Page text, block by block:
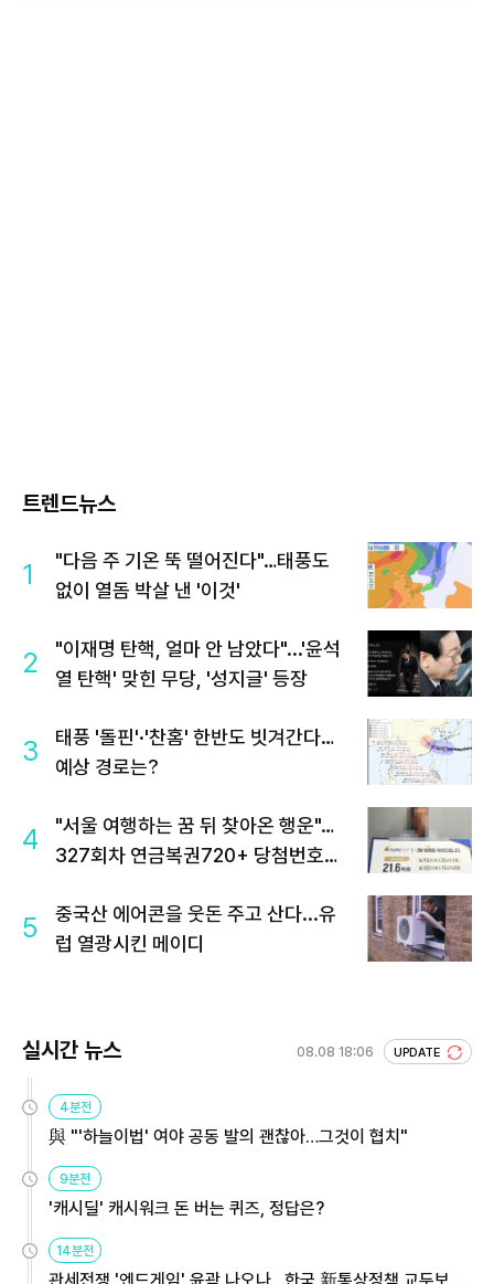
트렌드뉴스
1
"다음 주 기온 뚝 떨어진다"…태풍도
없이 열돔 박살 낸 '이것'
2
"이재명 탄핵, 얼마 안 남았다"...'윤석
열 탄핵' 맞힌 무당, '성지글' 등장
3
태풍 '돌핀'·'찬홈' 한반도 빗겨간다…
예상 경로는?
4
"서울 여행하는 꿈 뒤 찾아온 행운"…
327회차 연금복권720+ 당첨번호조
5
중국산 에어콘을 웃돈 주고 산다...유
럽 열광시킨 메이디
실시간 뉴스 08.08 18:06 UPDATE
4분전
與 "'하늘이법' 여야 공동 발의 괜찮아…그것이 협치"
9분전
'캐시딜' 캐시워크 돈 버는 퀴즈, 정답은?
14분전